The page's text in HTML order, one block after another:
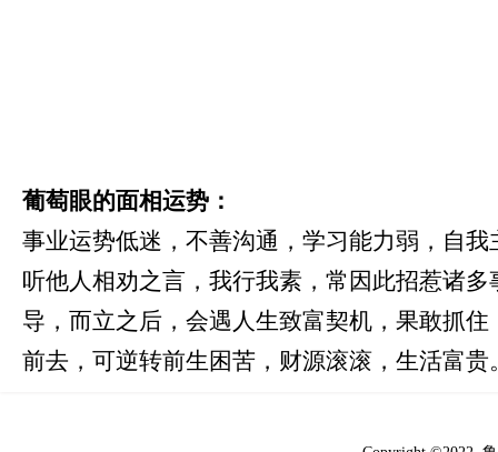
葡萄眼的面相运势：
事业运势低迷，不善沟通，学习能力弱，自我
听他人相劝之言，我行我素，常因此招惹诸多
导，而立之后，会遇人生致富契机，果敢抓住
前去，可逆转前生困苦，财源滚滚，生活富贵